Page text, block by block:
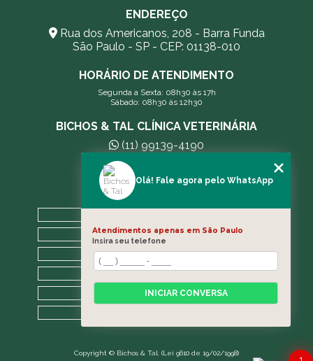
ENDEREÇO
Rua dos Americanos, 208 - Barra Funda
São Paulo - SP - CEP: 01138-010
HORÁRIO DE ATENDIMENTO
Segunda a Sexta: 08h30 às 17h
Sábado: 08h30 às 12h30
BICHOS & TAL CLÍNICA VETERINÁRIA
(11) 99139-4190
andreleecitti5@gmail.com
A CLÍNICA
BLOG
CONTATO
CATEGORIAS
Copyright © Bichos & Tal. (Lei 9610 de 19/02/1998)
Olá! Fale agora pelo WhatsApp
Atendimentos apenas em São Paulo
Insira seu telefone
INICIAR CONVERSA